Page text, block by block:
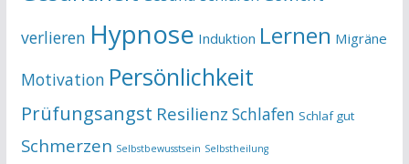
verlieren Hypnose Induktion Lernen Migräne
Motivation Persönlichkeit
Prüfungsangst Resilienz Schlafen Schlaf gut
Schmerzen Selbstbewusstsein Selbstheilung